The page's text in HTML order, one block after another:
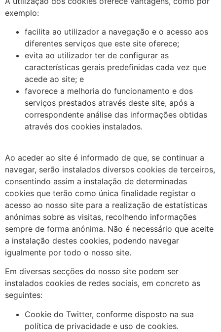
exemplo:
facilita ao utilizador a navegação e o acesso aos
diferentes serviços que este site oferece;
evita ao utilizador ter de configurar as
características gerais predefinidas cada vez que
acede ao site; e
favorece a melhoria do funcionamento e dos
serviços prestados através deste site, após a
correspondente análise das informações obtidas
através dos cookies instalados.
Ao aceder ao site é informado de que, se continuar a
navegar, serão instalados diversos cookies de terceiros,
consentindo assim a instalação de determinadas
cookies que terão como única finalidade registar o
acesso ao nosso site para a realização de estatísticas
anónimas sobre as visitas, recolhendo informações
sempre de forma anónima. Não é necessário que aceite
a instalação destes cookies, podendo navegar
igualmente por todo o nosso site.
Em diversas secções do nosso site podem ser
instalados cookies de redes sociais, em concreto as
seguintes:
Cookie do Twitter, conforme disposto na sua
política de privacidade e uso de cookies.